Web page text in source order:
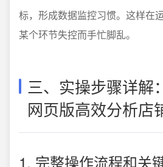
标，形成数据监控习惯。这样在
某个环节失控而手忙脚乱。
三、实操步骤详解
网页版高效分析店
1. 完整操作流程和关